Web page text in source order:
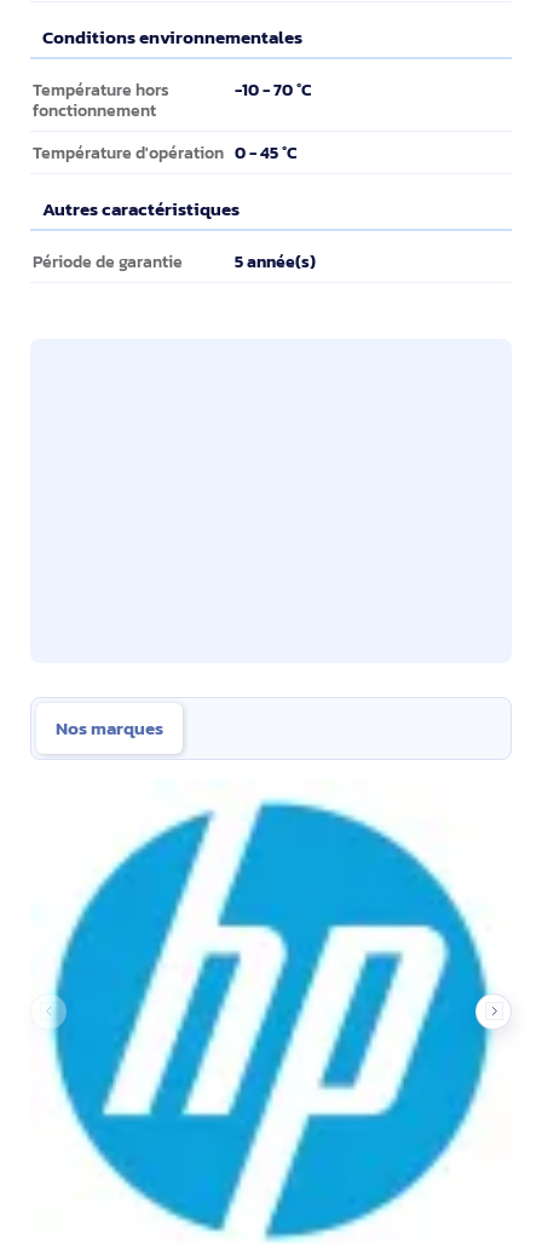
Conditions environnementales
Conditions environnementales
Température hors
fonctionnement
-10 - 70 °C
Température d'opération 0 - 45 °C
Autres caractéristiques
Autres caractéristiques
Période de garantie 5 année(s)
Nos marques
Nos marques